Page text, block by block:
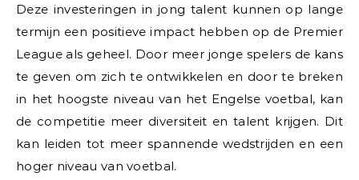
Deze investeringen in jong talent kunnen op lange
termijn een positieve impact hebben op de Premier
League als geheel. Door meer jonge spelers de kans
te geven om zich te ontwikkelen en door te breken
in het hoogste niveau van het Engelse voetbal, kan
de competitie meer diversiteit en talent krijgen. Dit
kan leiden tot meer spannende wedstrijden en een
hoger niveau van voetbal.